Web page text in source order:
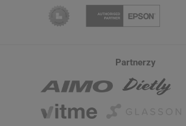
Partnerzy